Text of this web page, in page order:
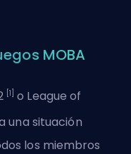
MOBA
[1]
o League of
una situación
los miembros